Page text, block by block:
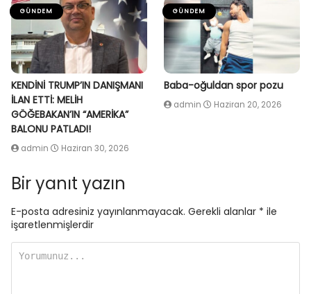
GÜNDEM
KENDİNİ TRUMP’IN DANIŞMANI
İLAN ETTİ: MELİH
GÖĞEBAKAN’IN “AMERİKA”
BALONU PATLADI!
admin Haziran 30, 2026
GÜNDEM
Baba-oğuldan spor pozu
admin Haziran 20, 2026
Bir yanıt yazın
E-posta adresiniz yayınlanmayacak. Gerekli alanlar * ile
işaretlenmişlerdir